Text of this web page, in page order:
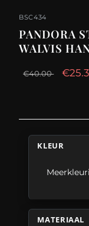
BSC434
PANDORA
WALVIS
€40.00
KLEUR
MATERIAAL